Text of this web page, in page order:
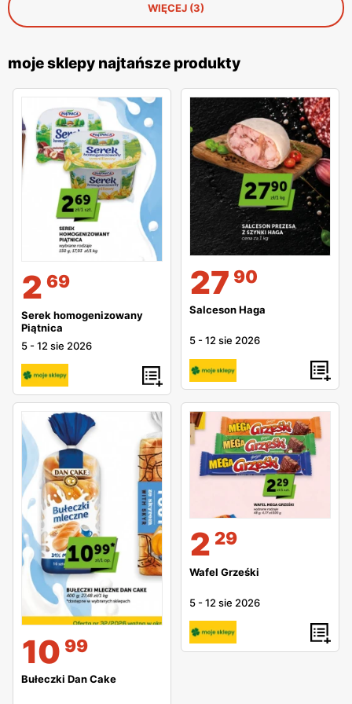
WIĘCEJ (3)
moje sklepy najtańsze produkty
2 69
Serek homogenizowany
Piątnica
5 -12 sie 2026
27 90
Salceson Haga
5 -12 sie 2026
10 99
Bułeczki Dan Cake
2 29
Wafel Grześki
5 -12 sie 2026